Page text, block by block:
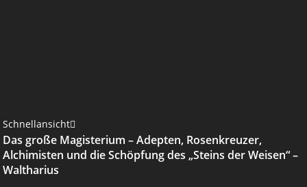
Schnellansicht
Das große Magisterium – Adepten, Rosenkreuzer,
Alchimisten und die Schöpfung des „Steins der Weisen“ –
Waltharius